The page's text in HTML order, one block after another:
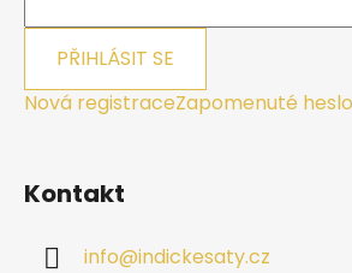
PŘIHLÁSIT SE
Nová registraceZapomenuté heslo
Kontakt
info@indickesaty.cz